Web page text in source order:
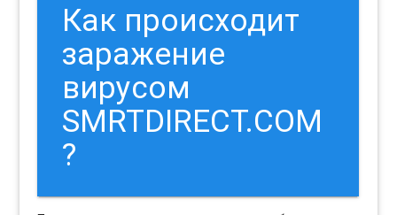
Как происходит
заражение
вирусом
SMRTDIRECT.COM
?